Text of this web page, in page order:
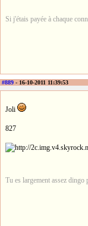
Si j'étais payée à chaque
#889 - 16-10-2011 11:39:53
Joli
827
Tu es largement assez